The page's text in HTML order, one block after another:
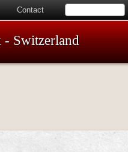
Contact
- Switzerland